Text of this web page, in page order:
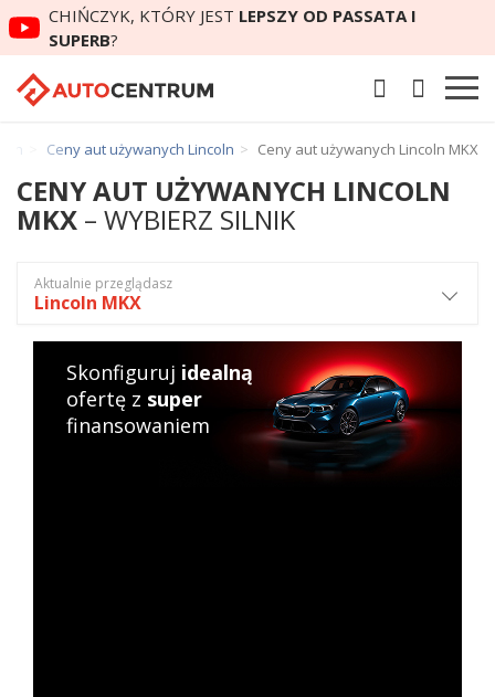
CHIŃCZYK, KTÓRY JEST LEPSZY OD PASSATA I
SUPERB?
Ceny aut używanych Lincoln Ceny aut używanych Lincoln MKX
CENY AUT UŻYWANYCH LINCOLN
MKX – WYBIERZ SILNIK
Aktualnie przeglądasz
Lincoln MKX
Skonfiguruj idealną
ofertę z super
finansowaniem